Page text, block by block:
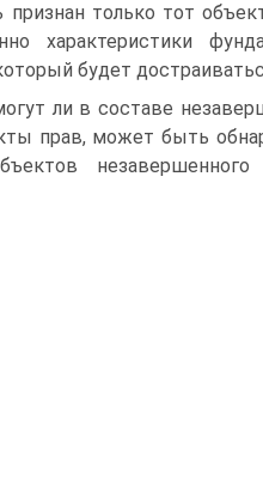
только тот
характеристики
будет
ли в составе
прав, может быть